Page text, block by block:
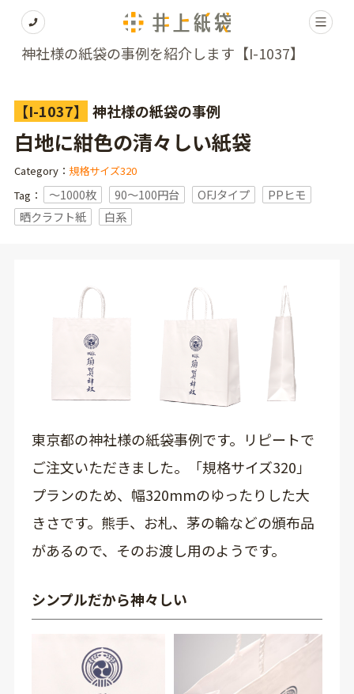
神社様の紙袋の事例を紹介します【I-1037】
【I-1037】 神社様の紙袋の事例
白地に紺色の清々しい紙袋
Category： 規格サイズ320
Tag：
〜1000枚 90～100円台 OFJタイプ
PPヒモ
晒クラフト紙
白系
東京都の神社様の紙袋事例です。リピートで
ご注文いただきました。「規格サイズ320」
プランのため、幅320mmのゆったりした大
きさです。熊手、お札、茅の輪などの頒布品
があるので、そのお渡し用のようです。
シンプルだから神々しい